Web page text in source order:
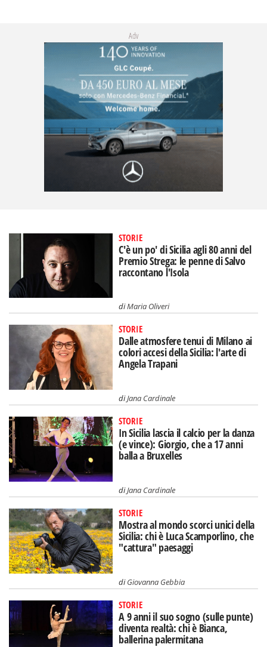
Adv
STORIE
C'è un po' di Sicilia agli 80 anni del
Premio Strega: le penne di Salvo
raccontano l'Isola
diMaria Oliveri
STORIE
Dalle atmosfere tenui di Milano ai
colori accesi della Sicilia: l'arte di
Angela Trapani
diJana Cardinale
STORIE
In Sicilia lascia il calcio per la danza
(e vince): Giorgio, che a 17 anni
balla a Bruxelles
diJana Cardinale
STORIE
Mostra al mondo scorci unici della
Sicilia: chi è Luca Scamporlino, che
"cattura" paesaggi
diGiovanna Gebbia
STORIE
A 9 anni il suo sogno (sulle punte)
diventa realtà: chi è Bianca,
ballerina palermitana